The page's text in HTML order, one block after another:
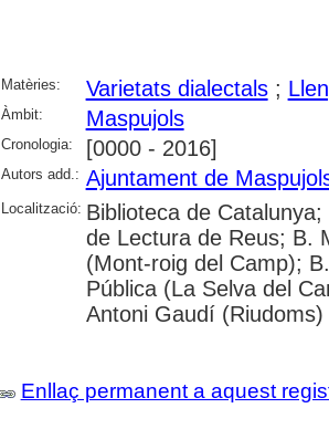
Matèries: Varietats dialectals;
Àmbit: Maspujols
Cronologia: [0000 - 2016]
Autors add.: Ajuntament de
Localització: Biblioteca de
de Lectura de Reus; B.
(Mont-roig del Camp);
Pública (La Selva del
Antoni Gaudí (Riudoms)
Enllaç permanent a aquest